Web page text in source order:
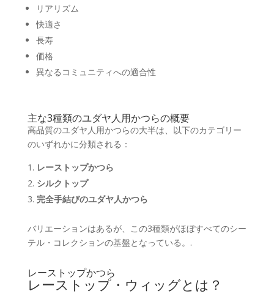
リアリズム
快適さ
長寿
価格
異なるコミュニティへの適合性
主な3種類のユダヤ人用かつらの概要
高品質のユダヤ人用かつらの大半は、以下のカテゴリー
のいずれかに分類される：
レーストップかつら
シルクトップ
完全手結びのユダヤ人かつら
バリエーションはあるが、この3種類がほぼすべてのシー
テル・コレクションの基盤となっている。.
レーストップかつら
レーストップ・ウィッグとは？